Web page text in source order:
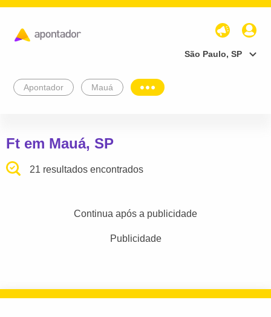
São Paulo, SP
Apontador Mauá
Ft em Mauá, SP
21 resultados encontrados
Continua após a publicidade
Publicidade